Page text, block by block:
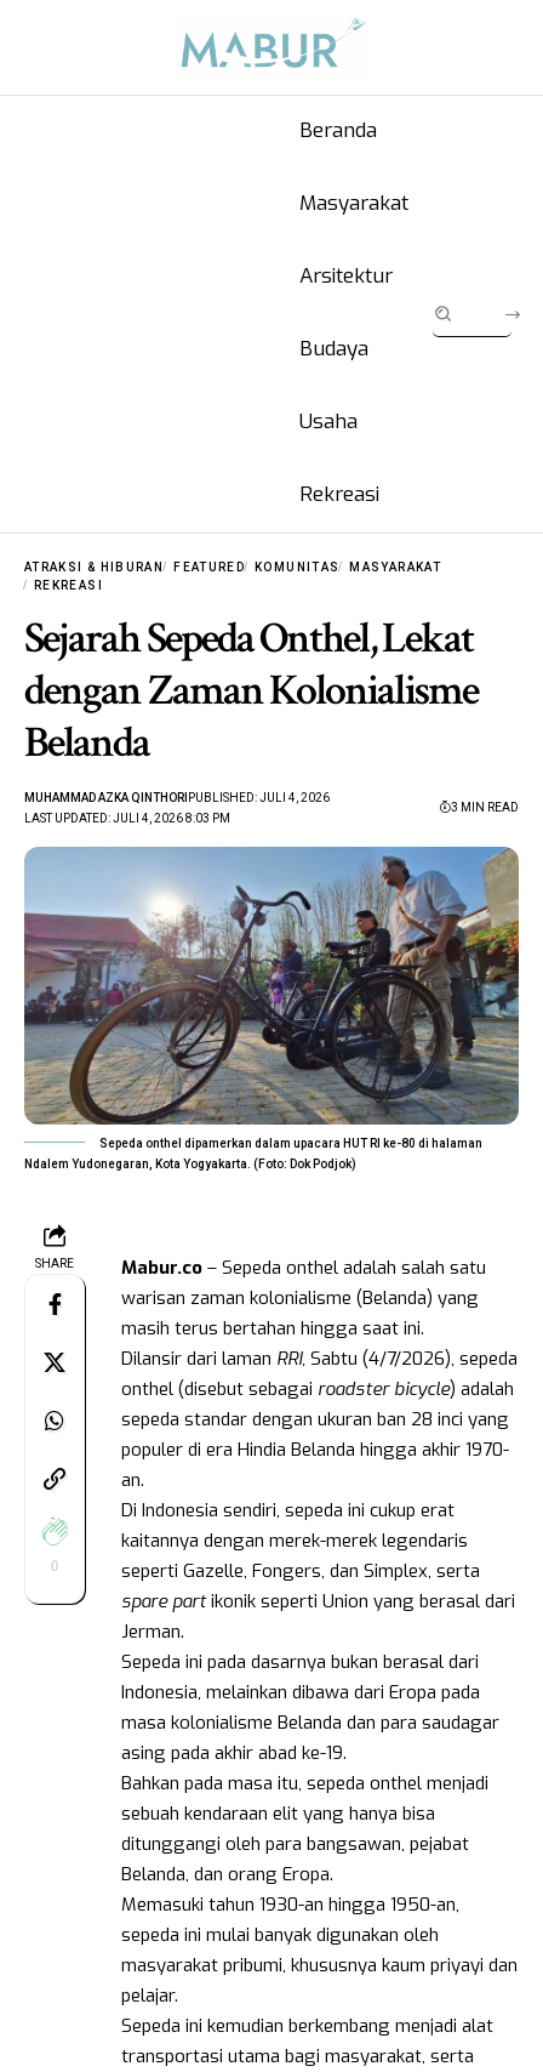
Beranda
Masyarakat
Arsitektur
Budaya
Usaha
Rekreasi
ATRAKSI & HIBURAN FEATURED KOMUNITAS
MASYARAKAT
REKREASI
Sejarah Sepeda Onthel, Lekat
dengan Zaman Kolonialisme
Belanda
LAST UPDATED: JULI 4, 2026 8:03 PM
MUHAMMAD AZKA QINTHORI PUBLISHED: JULI 4, 2026
3 MIN READ
Sepeda onthel dipamerkan dalam upacara HUT RI ke-80 di halaman
Ndalem Yudonegaran, Kota Yogyakarta. (Foto: Dok Podjok)
SHARE
0
Mabur.co – Sepeda onthel adalah salah satu
warisan zaman kolonialisme (Belanda) yang
masih terus bertahan hingga saat ini.
Dilansir dari laman RRI, Sabtu (4/7/2026), sepeda
onthel (disebut sebagai roadster bicycle) adalah
sepeda standar dengan ukuran ban 28 inci yang
populer di era Hindia Belanda hingga akhir 1970-
an.
Di Indonesia sendiri, sepeda ini cukup erat
kaitannya dengan merek-merek legendaris
seperti Gazelle, Fongers, dan Simplex, serta
spare partikonik seperti Union yang berasal dari
Jerman.
Sepeda ini pada dasarnya bukan berasal dari
Indonesia, melainkan dibawa dari Eropa pada
masa kolonialisme Belanda dan para saudagar
asing pada akhir abad ke-19.
Bahkan pada masa itu, sepeda onthel menjadi
sebuah kendaraan elit yang hanya bisa
ditunggangi oleh para bangsawan, pejabat
Belanda, dan orang Eropa.
Memasuki tahun 1930-an hingga 1950-an,
sepeda ini mulai banyak digunakan oleh
masyarakat pribumi, khususnya kaum priyayi dan
pelajar.
Sepeda ini kemudian berkembang menjadi alat
transportasi utama bagi masyarakat, serta